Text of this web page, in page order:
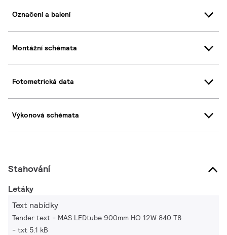
Označení a balení
Montážní schémata
Fotometrická data
Výkonová schémata
Stahování
Letáky
Text nabídky
Tender text - MAS LEDtube 900mm HO 12W 840 T8
txt 5.1 kB